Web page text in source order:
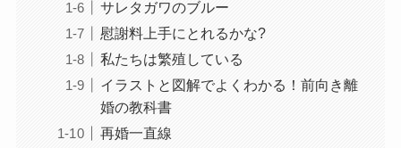
サレタガワのブルー
慰謝料上手にとれるかな?
私たちは繁殖している
イラストと図解でよくわかる！前向き離
婚の教科書
再婚一直線